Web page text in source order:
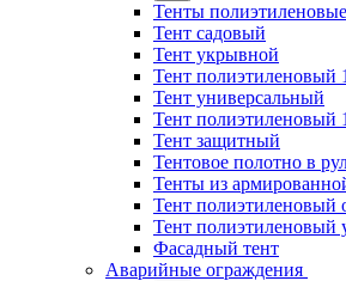
Тенты полиэтиленовые
Тент садовый
Тент укрывной
Тент полиэтиленовый
Тент универсальный
Тент полиэтиленовый
Тент защитный
Тентовое полотно в
Тенты из
Тент полиэтиленовый
Тент полиэтиленовый
Фасадный тент
Аварийные ограждения